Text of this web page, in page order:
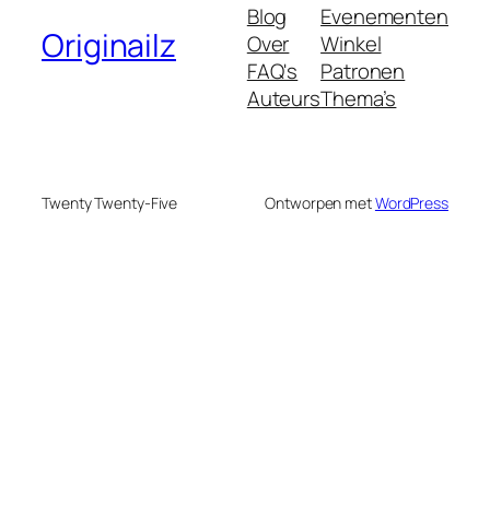
Originailz
Blog
Over
FAQ's
Auteurs
Evenementen
Winkel
Patronen
Thema’s
Twenty Twenty-Five Ontworpen metWordPress